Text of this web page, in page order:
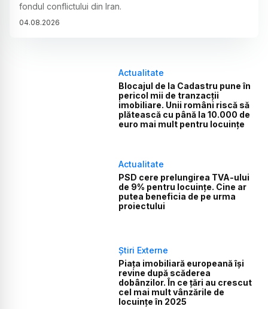
fondul conflictului din Iran.
04.08.2026
Actualitate
Blocajul de la Cadastru pune în
pericol mii de tranzacții
imobiliare. Unii români riscă să
plătească cu până la 10.000 de
euro mai mult pentru locuințe
Actualitate
PSD cere prelungirea TVA-ului
de 9% pentru locuințe. Cine ar
putea beneficia de pe urma
proiectului
Știri Externe
Piața imobiliară europeană își
revine după scăderea
dobânzilor. În ce țări au crescut
cel mai mult vânzările de
locuințe în 2025